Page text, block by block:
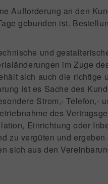
Aufforderung an den
gebunden ist.
und
im Zuge
sich auch die richtige
ist es Sache des
Strom,- Telefon,-
des
Einrichtung oder
zu vergüten und
sich aus den